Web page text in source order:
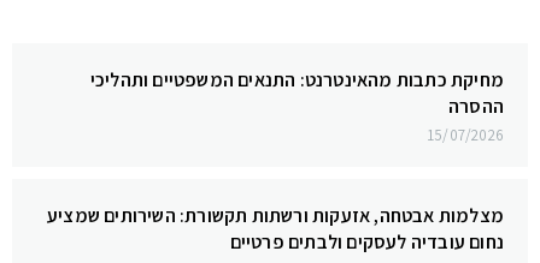
מחיקת כתבות מהאינטרנט: התנאים המשפטיים ותהליכי
ההסרה
15/07/2026
מצלמות אבטחה, אזעקות ורשתות תקשורת: השירותים שמציע
נחום עובדיה לעסקים ולבתים פרטיים